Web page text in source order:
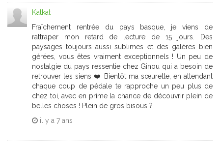
Katkat
Fraîchement rentrée du pays basque, je viens de
rattraper mon retard de lecture de 15 jours. Des
paysages toujours aussi sublimes et des galères bien
gérées, vous êtes vraiment exceptionnels ! Un peu de
nostalgie du pays ressentie chez Ginou qui a besoin de
retrouver les siens ❤️ Bientôt ma sœurette, en attendant
chaque coup de pédale te rapproche un peu plus de
chez toi, avec en prime la chance de découvrir plein de
belles choses ! Plein de gros bisous ?
il y a 7 ans